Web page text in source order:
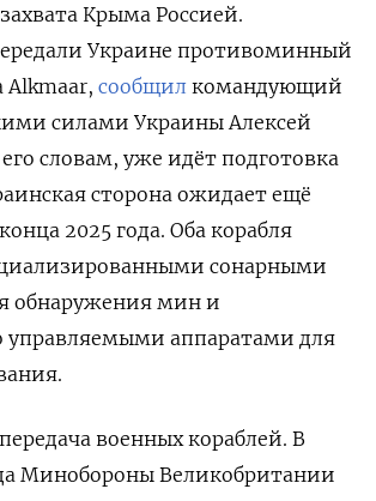
Крыма Россией.
Украине противоминный
Alkmaar, сообщил командующий
силами Украины Алексей
словам, уже идёт подготовка
сторона ожидает ещё
2025 года. Оба корабля
сонарными
обнаружения мин и
управляемыми аппаратами для
военных кораблей. В
Минобороны Великобритании